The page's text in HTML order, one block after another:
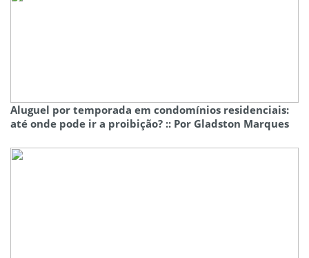
Aluguel por temporada em condomínios residenciais:
até onde pode ir a proibição? :: Por Gladston Marques